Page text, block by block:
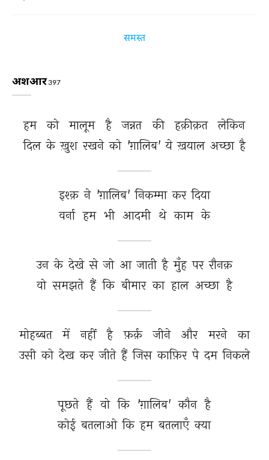
समस्त
अशआर397
हम को मालूम है जन्नत की हक़ीक़त
लेकिन
दिल के ख़ुश रखने को 'ग़ालिब' ये ख़याल अच्छा है
इश्क़ ने 'ग़ालिब' निकम्मा कर दिया
वर्ना हम भी आदमी थे काम के
उन के देखे से जो आ जाती है मुँह पर रौनक़
वो समझते हैं कि बीमार का हाल अच्छा है
मोहब्बत में नहीं है फ़र्क़ जीने और मरने
का
उसी को देख कर जीते हैं जिस काफ़िर पे दम निकले
पूछते हैं वो कि 'ग़ालिब' कौन है
कोई बतलाओ कि हम बतलाएँ क्या